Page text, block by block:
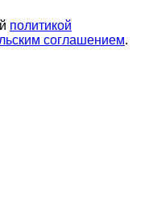
политикой
соглашением.